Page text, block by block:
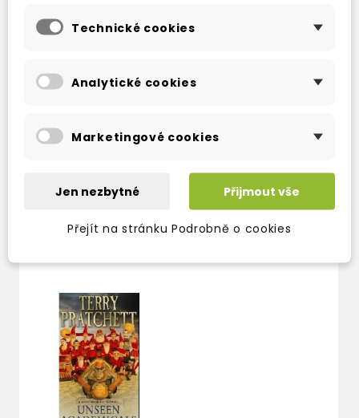
THIEF OF TIME:
(DISCWORLD NOVEL
3-4 týdny
299 Kč -15% 254 Kč
Technické cookies
Analytické cookies
Marketingové cookies
Jen nezbytné Přijmout vše
Přejít na stránku Podrobně o cookies